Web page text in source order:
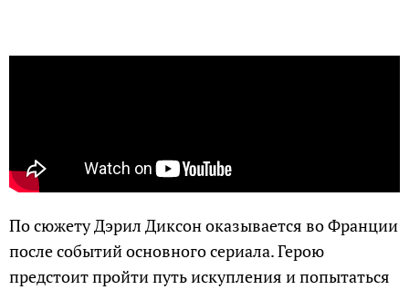
По сюжету Дэрил Диксон оказывается во Франции
после событий основного сериала. Герою
предстоит пройти путь искупления и попытаться